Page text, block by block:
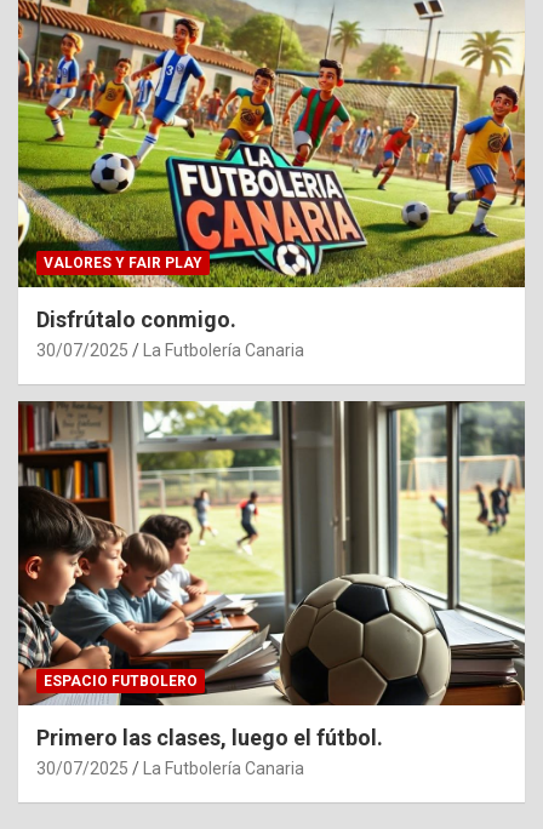
VALORES Y FAIR PLAY
Disfrútalo conmigo.
30/07/2025 La Futbolería Canaria
ESPACIO FUTBOLERO
Primero las clases, luego el fútbol.
30/07/2025 La Futbolería Canaria